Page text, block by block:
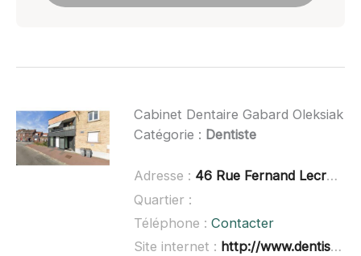
Cabinet Dentaire Gabard Oleksiak
Catégorie : Dentiste
Adresse : 46 Rue Fernand Lecroart, 59960 Neuville-en-Ferrain
Quartier :
Téléphone : Contacter
Site internet : http://www.dentistes.fr/